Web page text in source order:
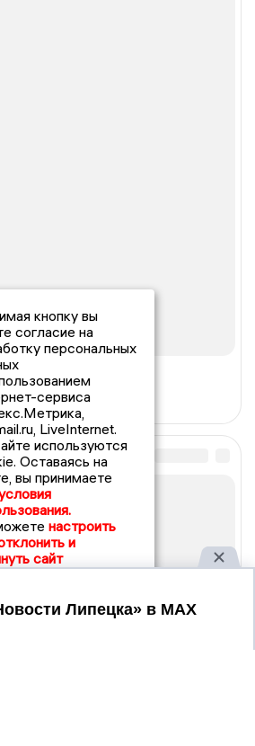
кнопку вы
согласие на
персональных
сервиса
LiveInternet.
используются
Оставаясь на
вы принимаете
настроить
и
сайт
Принять